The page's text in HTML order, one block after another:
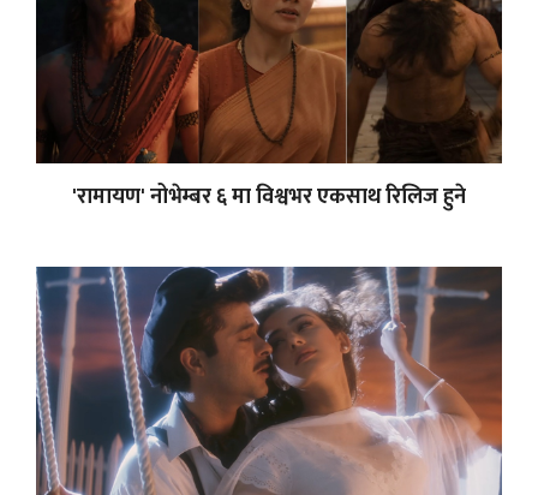
'रामायण' नोभेम्बर ६ मा विश्वभर एकसाथ रिलिज हुने